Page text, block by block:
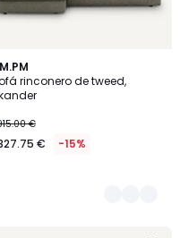
rinconero de tweed,
€
€ -15%